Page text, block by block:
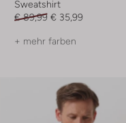
Sweatshirt
€ 89,99 € 35,99
+ mehr farben